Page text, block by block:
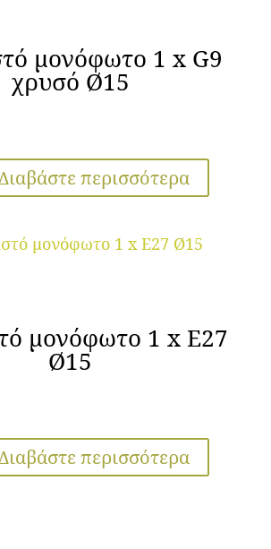
μονόφωτο 1 x G9
χρυσό Ø15
περισσότερα
μονόφωτο 1 x Ε27
Ø15
περισσότερα